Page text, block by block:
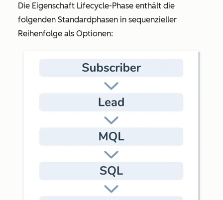
Die Eigenschaft Lifecycle-Phase enthält die
folgenden Standardphasen in sequenzieller
Reihenfolge als Optionen: